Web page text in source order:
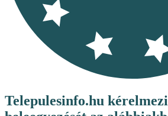
Telepulesinfo.hu